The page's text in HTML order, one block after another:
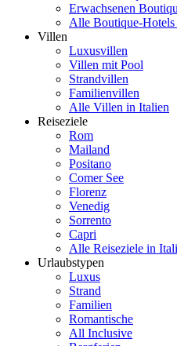
Erwachsenen
Alle Boutique-
Villen
Luxusvillen
Villen mit Pool
Strandvillen
Familienvillen
Alle Villen in Italien
Reiseziele
Rom
Mailand
Positano
Comer See
Florenz
Venedig
Sorrento
Capri
Alle Reiseziele in
Urlaubstypen
Luxus
Strand
Familien
Romantische
All Inclusive